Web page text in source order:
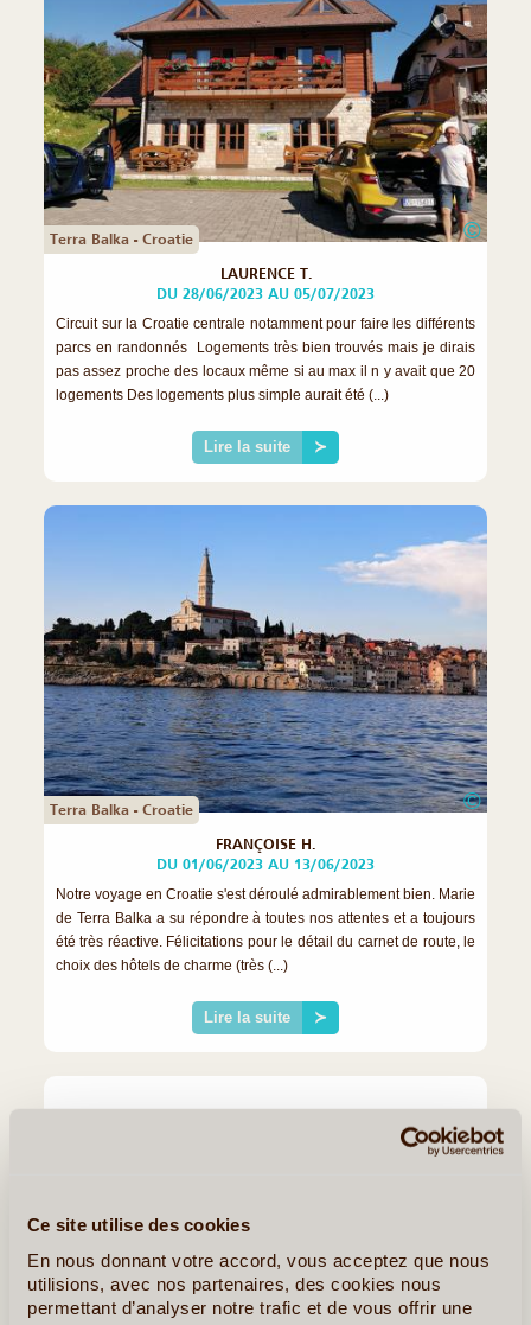
Ce site utilise des cookies
En nous donnant votre accord, vous acceptez que nous
utilisions, avec nos partenaires, des cookies nous
permettant d’analyser notre trafic et de vous offrir une
Terra Balka - Croatie ©
LAURENCE T.
DU 28/06/2023 AU 05/07/2023
Circuit sur la Croatie centrale notamment pour faire les différents
parcs en randonnés Logements très bien trouvés mais je dirais
pas assez proche des locaux même si au max il n y avait que 20
logements Des logements plus simple aurait été (...)
Lire la suite ≻
Terra Balka - Croatie ©
FRANÇOISE H.
DU 01/06/2023 AU 13/06/2023
Notre voyage en Croatie s'est déroulé admirablement bien. Marie
de Terra Balka a su répondre à toutes nos attentes et a toujours
été très réactive. Félicitations pour le détail du carnet de route, le
choix des hôtels de charme (très (...)
Lire la suite ≻